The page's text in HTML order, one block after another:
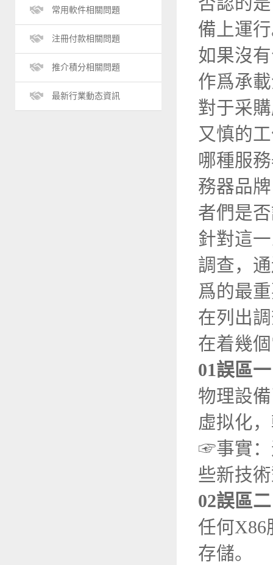
常用軟件相關問題
注冊付款相關問題
推介積分相關問題
最新行業動态資訊
備上運
如果沒
作爲承
對于采
又慎的
哪種服
務器品
者們是
針對這
調查，
爲的最
在列出
在着幾
01誤區
物理設
虛拟化
☞事實：
些新技
02誤區
任何X86
存儲。